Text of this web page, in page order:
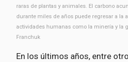
raras de plantas y animales. El carbono
durante miles de años puede regresar a la
actividades humanas como la minería y la
Franchuk
En los últimos años, entre